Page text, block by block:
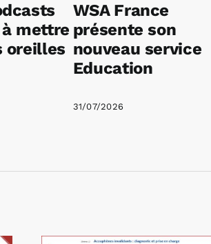
mettre
oreilles
WSA France
présente son
nouveau service
Education
31/07/2026